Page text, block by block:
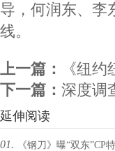
导，何润东、李
线。
上一篇：
《纽
下一篇： 深度调
延伸阅读
01. 《钢刀》曝“双东”CP